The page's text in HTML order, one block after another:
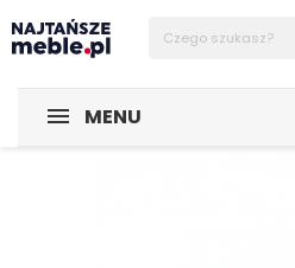
MENU
Sklep Najtańsze-meble